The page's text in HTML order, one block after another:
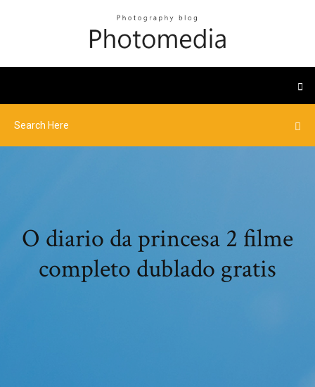
O diario da princesa 2 filme
completo dublado gratis